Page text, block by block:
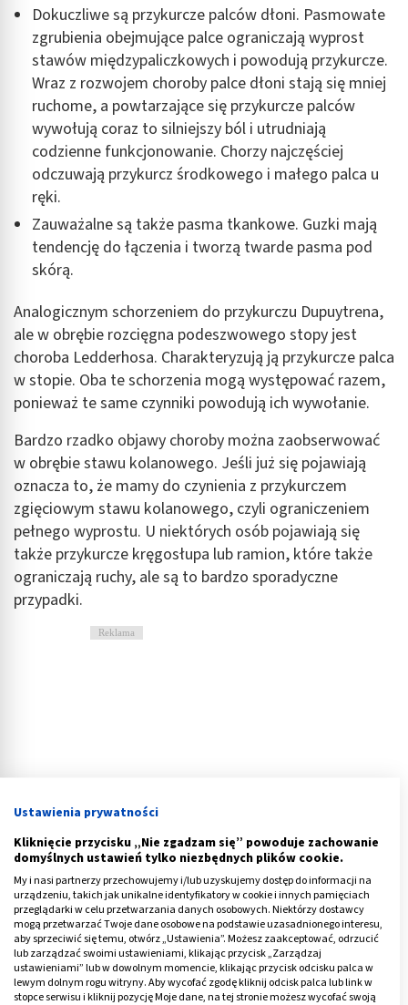
Dokuczliwe są przykurcze palców dłoni. Pasmowate
zgrubienia obejmujące palce ograniczają wyprost
stawów międzypaliczkowych i powodują przykurcze.
Wraz z rozwojem choroby palce dłoni stają się mniej
ruchome, a powtarzające się przykurcze palców
wywołują coraz to silniejszy ból i utrudniają
codzienne funkcjonowanie. Chorzy najczęściej
odczuwają przykurcz środkowego i małego palca u
ręki.
Zauważalne są także pasma tkankowe. Guzki mają
tendencję do łączenia i tworzą twarde pasma pod
skórą.
Analogicznym schorzeniem do przykurczu Dupuytrena,
ale w obrębie rozcięgna podeszwowego stopy jest
choroba Ledderhosa. Charakteryzują ją przykurcze palca
w stopie. Oba te schorzenia mogą występować razem,
ponieważ te same czynniki powodują ich wywołanie.
Bardzo rzadko objawy choroby można zaobserwować
w obrębie stawu kolanowego. Jeśli już się pojawiają
oznacza to, że mamy do czynienia z przykurczem
zgięciowym stawu kolanowego, czyli ograniczeniem
pełnego wyprostu. U niektórych osób pojawiają się
także przykurcze kręgosłupa lub ramion, które także
ograniczają ruchy, ale są to bardzo sporadyczne
przypadki.
Reklama
Jak leczyć chorobę Dupuytrena?
Leczenie, które ma na celu uwolnienie przykurczu
Dupuytrena można podzielić na dwa rodzaje: operacyjne
Ustawienia prywatności
Kliknięcie przycisku „Nie zgadzam się” powoduje zachowanie
domyślnych ustawień tylko niezbędnych plików cookie.
My i nasi partnerzy przechowujemy i/lub uzyskujemy dostęp do informacji na
urządzeniu, takich jak unikalne identyfikatory w cookie i innych pamięciach
przeglądarki w celu przetwarzania danych osobowych. Niektórzy dostawcy
mogą przetwarzać Twoje dane osobowe na podstawie uzasadnionego interesu,
aby sprzeciwić się temu, otwórz „Ustawienia”. Możesz zaakceptować, odrzucić
lub zarządzać swoimi ustawieniami, klikając przycisk „Zarządzaj
ustawieniami” lub w dowolnym momencie, klikając przycisk odcisku palca w
lewym dolnym rogu witryny. Aby wycofać zgodę kliknij odcisk palca lub link w
stopce serwisu i kliknij pozycję Moje dane, na tej stronie możesz wycofać swoją